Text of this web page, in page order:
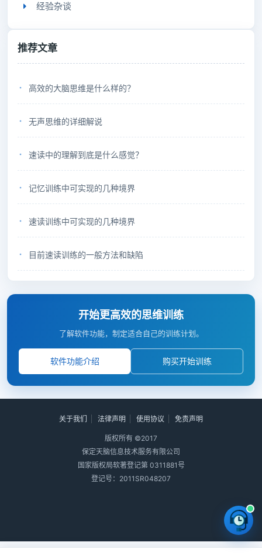
经验杂谈
推荐文章
高效的大脑思维是什么样的？
无声思维的详细解说
速读中的理解到底是什么感觉？
记忆训练中可实现的几种境界
速读训练中可实现的几种境界
目前速读训练的一般方法和缺陷
开始更高效的思维训练
了解软件功能，制定适合自己的训练计划。
软件功能介绍 购买开始训练
关于我们 法律声明 使用协议 免责声明
版权所有 ©2017
保定天脑信息技术服务有限公司
国家版权局软著登记第 0311881号
登记号：2011SR048207